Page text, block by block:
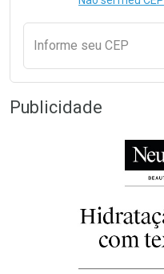
Informe seu CEP
Publicidade